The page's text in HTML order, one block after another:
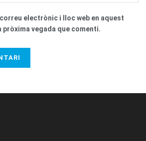
correu electrònic i lloc web en aquest
pròxima vegada que comenti.